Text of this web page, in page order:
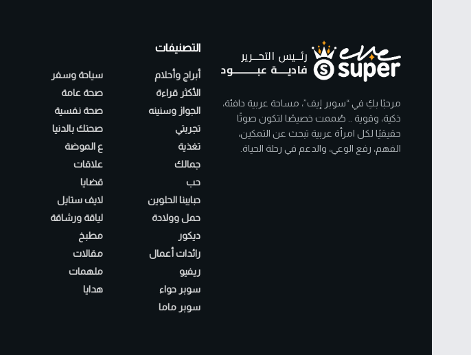
مرحبًا بكِ في “سوبر إيف”، مساحة عربية دافئة،
ذكية، وقوية .. صُممت خصيصًا لتكون صوتًا
حقيقيًا لكل امرأة عربية تبحث عن التمكين،
الفهم، رفع الوعي، والدعم في رحلة الحياة.
التصنيفات
أبراج وأحلام
الأكثر قراءة
الجواز وسنينه
تجربتي
تغذية
جمالك
حب
حبايبنا الحلوين
حمل وولادة
ديكور
رائدات أعمال
ريفيو
سوبر حواء
سوبر ماما
سياحة وسفر
صحة عامة
صحة نفسية
صحتك بالدنيا
ع الموضة
علاقات
قضايا
لايف ستايل
لياقة ورشاقة
مطبخ
مقالات
ملهمات
هدايا